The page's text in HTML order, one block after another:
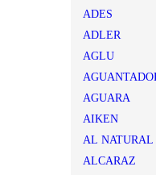
ADES
ADLER
AGLU
AGUARA
AIKEN
AL NATURAL
ALCARAZ